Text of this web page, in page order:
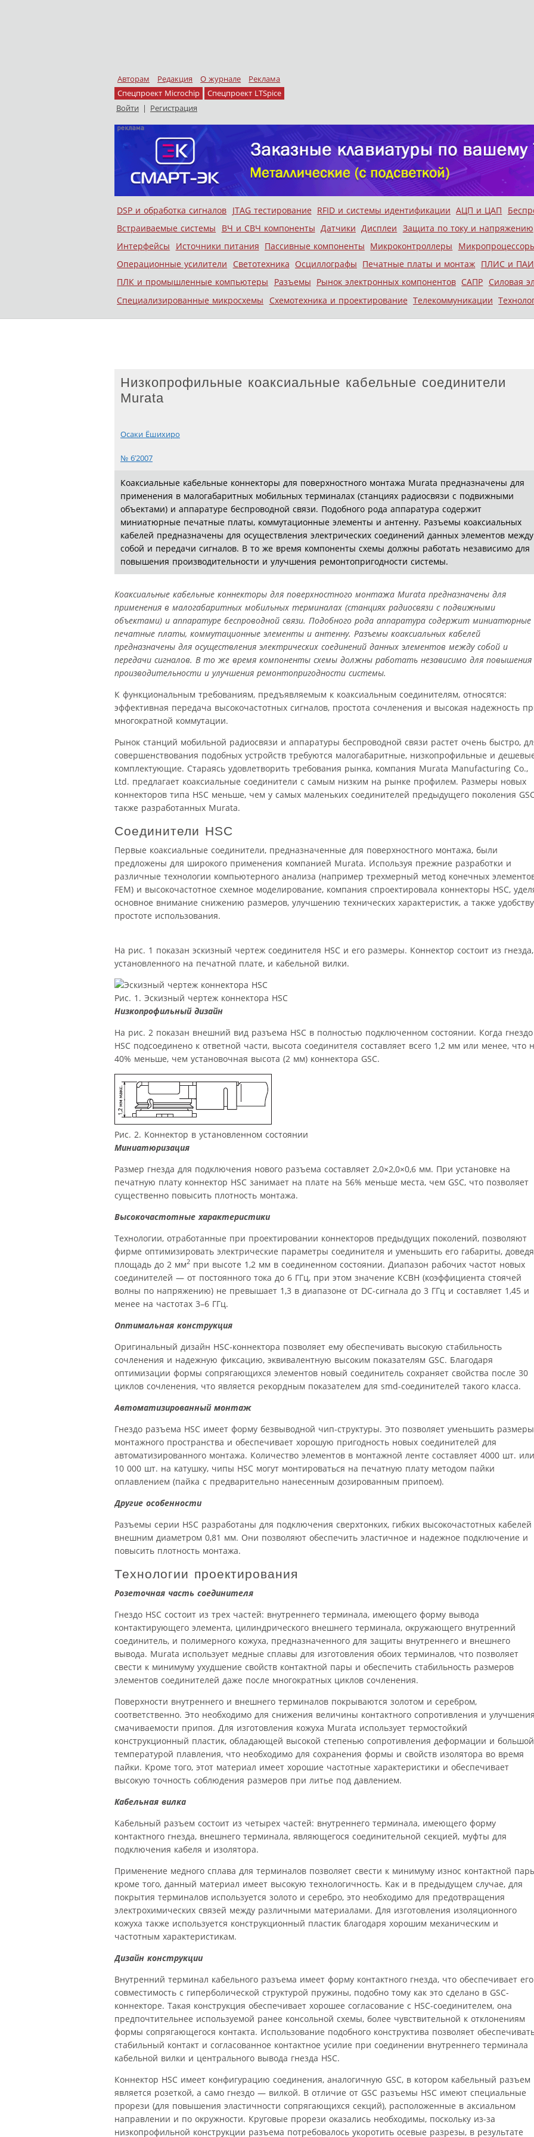
Авторам Редакция О журнале
Реклама
Спецпроект Microchip
Спецпроект LTSpice
Войти | Регистрация
Меню
Skip to content
DSP и обработка сигналов JTAG тестирование RFID и системы идентификации АЦП и ЦАП
Встраиваемые системы
ВЧ и СВЧ компоненты Датчики Дисплеи Защита по току и напряжению
Интерфейсы
Источники питания Пассивные компоненты Микроконтроллеры
Операционные усилители
Светотехника Осциллографы Печатные платы и монтаж ПЛИС и
ПЛК и промышленные компьютеры
Разъемы Рынок электронных компонентов САПР Силовая
Специализированные микросхемы
Схемотехника и проектирование Телекоммуникации
Низкопрофильные коаксиальные кабельные соединители
Murata
Осаки Ёшихиро
№ 6’2007
Коаксиальные кабельные коннекторы для поверхностного монтажа Murata предназначены для
применения в малогабаритных мобильных терминалах (станциях радиосвязи с подвижными
объектами) и аппаратуре беспроводной связи. Подобного рода аппаратура содержит
миниатюрные печатные платы, коммутационные элементы и антенну. Разъемы коаксиальных
кабелей предназначены для осуществления электрических соединений данных элементов между
собой и передачи сигналов. В то же время компоненты схемы должны работать независимо для
повышения производительности и улучшения ремонтопригодности системы.
Коаксиальные кабельные коннекторы для поверхностного монтажа Murata предназначены для
применения в малогабаритных мобильных терминалах (станциях радиосвязи с подвижными
объектами) и аппаратуре беспроводной связи. Подобного рода аппаратура содержит миниатюрные
печатные платы, коммутационные элементы и антенну. Разъемы коаксиальных кабелей
предназначены для осуществления электрических соединений данных элементов между собой и
передачи сигналов. В то же время компоненты схемы должны работать независимо для повышения
производительности и улучшения ремонтопригодности системы.
К функциональным требованиям, предъявляемым к коаксиальным соединителям, относятся:
эффективная передача высокочастотных сигналов, простота сочленения и высокая надежность
многократной коммутации.
Рынок станций мобильной радиосвязи и аппаратуры беспроводной связи растет очень быстро,
совершенствования подобных устройств требуются малогабаритные, низкопрофильные и
комплектующие. Стараясь удовлетворить требования рынка, компания Murata Manufacturing Co.,
Ltd. предлагает коаксиальные соединители с самым низким на рынке профилем. Размеры новых
коннекторов типа HSC меньше, чем у самых маленьких соединителей предыдущего поколения
также разработанных Murata.
Соединители HSC
Первые коаксиальные соединители, предназначенные для поверхностного монтажа, были
предложены для широкого применения компанией Murata. Используя прежние разработки и
различные технологии компьютерного анализа (например трехмерный метод конечных
FEM) и высокочастотное схемное моделирование, компания спроектировала коннекторы HSC,
основное внимание снижению размеров, улучшению технических характеристик, а также
простоте использования.
На рис. 1 показан эскизный чертеж соединителя HSC и его размеры. Коннектор состоит из гнезда,
установленного на печатной плате, и кабельной вилки.
Рис. 1. Эскизный чертеж коннектора HSC
Низкопрофильный дизайн
На рис. 2 показан внешний вид разъема HSC в полностью подключенном состоянии. Когда гнездо
HSC подсоединено к ответной части, высота соединителя составляет всего 1,2 мм или менее, что
40% меньше, чем установочная высота (2 мм) коннектора GSC.
Рис. 2. Коннектор в установленном состоянии
Миниатюризация
Размер гнезда для подключения нового разъема составляет 2,0×2,0×0,6 мм. При установке на
печатную плату коннектор HSC занимает на плате на 56% меньше места, чем GSC, что позволяет
существенно повысить плотность монтажа.
Высокочастотные характеристики
Технологии, отработанные при проектировании коннекторов предыдущих поколений, позволяют
фирме оптимизировать электрические параметры соединителя и уменьшить его габариты, доведя
площадь до 2 мм2 при высоте 1,2 мм в соединенном состоянии. Диапазон рабочих частот новых
соединителей — от постоянного тока до 6 ГГц, при этом значение КСВН (коэффициента стоячей
волны по напряжению) не превышает 1,3 в диапазоне от DC-сигнала до 3 ГГц и составляет 1,45 и
менее на частотах 3–6 ГГц.
Оптимальная конструкция
Оригинальный дизайн HSC-коннектора позволяет ему обеспечивать высокую стабильность
сочленения и надежную фиксацию, эквивалентную высоким показателям GSC. Благодаря
оптимизации формы сопрягающихся элементов новый соединитель сохраняет свойства после 30
циклов сочленения, что является рекордным показателем для smd-соединителей такого класса.
Автоматизированный монтаж
Гнездо разъема HSC имеет форму безвыводной чип-структуры. Это позволяет уменьшить размеры
монтажного пространства и обеспечивает хорошую пригодность новых соединителей для
автоматизированного монтажа. Количество элементов в монтажной ленте составляет 4000 шт. или
10 000 шт. на катушку, чипы HSC могут монтироваться на печатную плату методом пайки
оплавлением (пайка с предварительно нанесенным дозированным припоем).
Другие особенности
Разъемы серии HSC разработаны для подключения сверхтонких, гибких высокочастотных кабелей
внешним диаметром 0,81 мм. Они позволяют обеспечить эластичное и надежное подключение и
повысить плотность монтажа.
Технологии проектирования
Розеточная часть соединителя
Гнездо HSC состоит из трех частей: внутреннего терминала, имеющего форму вывода
контактирующего элемента, цилиндрического внешнего терминала, окружающего внутренний
соединитель, и полимерного кожуха, предназначенного для защиты внутреннего и внешнего
вывода. Murata использует медные сплавы для изготовления обоих терминалов, что позволяет
свести к минимуму ухудшение свойств контактной пары и обеспечить стабильность размеров
элементов соединителей даже после многократных циклов сочленения.
Поверхности внутреннего и внешнего терминалов покрываются золотом и серебром,
соответственно. Это необходимо для снижения величины контактного сопротивления и улучшения
смачиваемости припоя. Для изготовления кожуха Murata использует термостойкий
конструкционный пластик, обладающей высокой степенью сопротивления деформации и большой
температурой плавления, что необходимо для сохранения формы и свойств изолятора во время
пайки. Кроме того, этот материал имеет хорошие частотные характеристики и обеспечивает
высокую точность соблюдения размеров при литье под давлением.
Кабельная вилка
Кабельный разъем состоит из четырех частей: внутреннего терминала, имеющего форму
контактного гнезда, внешнего терминала, являющегося соединительной секцией, муфты для
подключения кабеля и изолятора.
Применение медного сплава для терминалов позволяет свести к минимуму износ контактной
кроме того, данный материал имеет высокую технологичность. Как и в предыдущем случае, для
покрытия терминалов используется золото и серебро, это необходимо для предотвращения
электрохимических связей между различными материалами. Для изготовления изоляционного
кожуха также используется конструкционный пластик благодаря хорошим механическим и
частотным характеристикам.
Дизайн конструкции
Внутренний терминал кабельного разъема имеет форму контактного гнезда, что обеспечивает его
совместимость с гиперболической структурой пружины, подобно тому как это сделано в GSC-
коннекторе. Такая конструкция обеспечивает хорошее согласование с HSC-соединителем, она
предпочтительнее используемой ранее консольной схемы, более чувствительной к отклонениям
формы сопрягающегося контакта. Использование подобного конструктива позволяет
стабильный контакт и согласованное контактное усилие при соединении внутреннего терминала
кабельной вилки и центрального вывода гнезда HSC.
Коннектор HSC имеет конфигурацию соединения, аналогичную GSC, в котором кабельный разъем
является розеткой, а само гнездо — вилкой. В отличие от GSC разъемы HSC имеют специальные
прорези (для повышения эластичности сопрягающихся секций), расположенные в аксиальном
направлении и по окружности. Круговые прорези оказались необходимы, поскольку из-за
низкопрофильной конструкции разъема потребовалось укоротить осевые разрезы, в результате